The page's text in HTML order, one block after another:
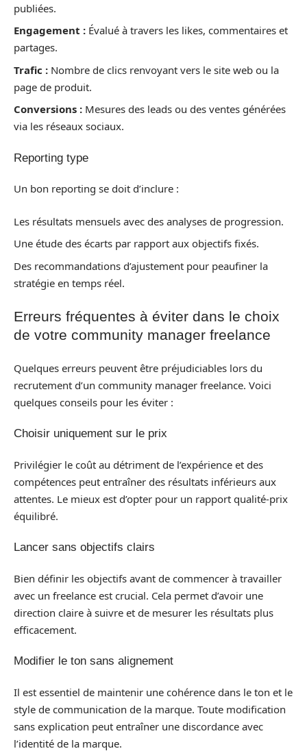
publiées.
Engagement : Évalué à travers les likes, commentaires et
partages.
Trafic : Nombre de clics renvoyant vers le site web ou la
page de produit.
Conversions : Mesures des leads ou des ventes générées
via les réseaux sociaux.
Reporting type
Un bon reporting se doit d’inclure :
Les résultats mensuels avec des analyses de progression.
Une étude des écarts par rapport aux objectifs fixés.
Des recommandations d’ajustement pour peaufiner la
stratégie en temps réel.
Erreurs fréquentes à éviter dans le choix
de votre community manager freelance
Quelques erreurs peuvent être préjudiciables lors du
recrutement d’un community manager freelance. Voici
quelques conseils pour les éviter :
Choisir uniquement sur le prix
Privilégier le coût au détriment de l’expérience et des
compétences peut entraîner des résultats inférieurs aux
attentes. Le mieux est d’opter pour un rapport qualité-prix
équilibré.
Lancer sans objectifs clairs
Bien définir les objectifs avant de commencer à travailler
avec un freelance est crucial. Cela permet d’avoir une
direction claire à suivre et de mesurer les résultats plus
efficacement.
Modifier le ton sans alignement
Il est essentiel de maintenir une cohérence dans le ton et le
style de communication de la marque. Toute modification
sans explication peut entraîner une discordance avec
l’identité de la marque.